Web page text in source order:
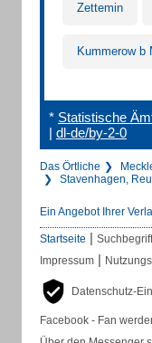
Zettemin
Kummerow b
* Statistische
| dl-de/by-2-0
Das Örtliche
Stavenhagen,
Ein Angebot Ihrer
Startseite |
Impressum |
Datenschutz-
Facebook - Fan